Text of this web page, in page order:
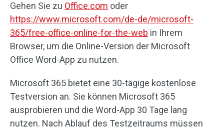
Gehen Sie zu Office.com oder
https://www.microsoft.com/de-de/microsoft-
365/free-office-online-for-the-web in Ihrem
Browser, um die Online-Version der Microsoft
Office Word-App zu nutzen.
Microsoft 365 bietet eine 30-tägige kostenlose
Testversion an. Sie können Microsoft 365
ausprobieren und die Word-App 30 Tage lang
nutzen. Nach Ablauf des Testzeitraums müssen